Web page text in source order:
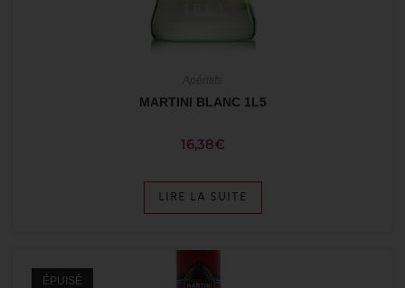
MARTINI BLANC 1L5
16,38€
LIRE LA SUITE
ÉPUISÉ